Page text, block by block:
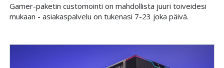
Gamer-paketin customointi on mahdollista juuri toiveidesi
mukaan - asiakaspalvelu on tukenasi 7-23 joka päivä.